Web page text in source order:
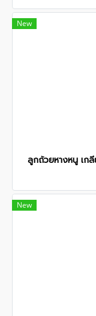
New
ลูกถ้วยหางหนู เกลี
New